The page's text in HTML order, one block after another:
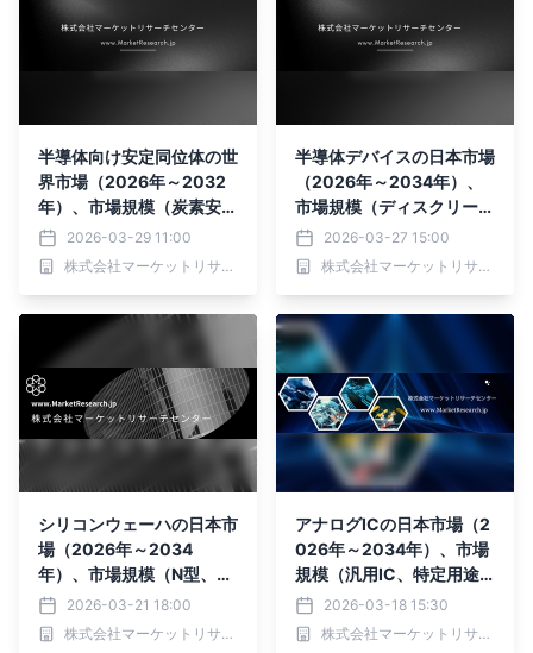
半導体向け安定同位体の世
界市場（2026年～2032
年）、市場規模（炭素安定
同位体、窒素安定同位体、
硫黄安定同位体、酸素安定
同位体、水素安定同位体、
2026-03-29 11:00
株式会社マーケットリサーチセンター
半導体デバイスの日本市場
（2026年～2034年）、
市場規模（ディスクリート
半導体、オプトエレクトロ
ニクス、センサー）・分析
レポートを発表
2026-03-27 15:00
株式会社マーケットリサーチセンター
シリコンウェーハの日本市
場（2026年～2034
年）、市場規模（N型、P
型）・分析レポートを発表
2026-03-21 18:00
株式会社マーケットリサーチセンター
アナログICの日本市場（2
026年～2034年）、市場
規模（汎用IC、特定用途
向けIC）・分析レポート
を発表
2026-03-18 15:30
株式会社マーケットリサーチセンター